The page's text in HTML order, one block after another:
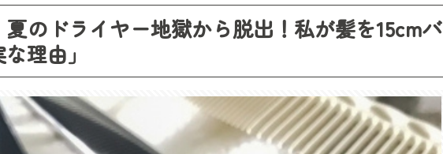
夏のドライヤー地獄から脱出！私が髪を15cmバ
理由」